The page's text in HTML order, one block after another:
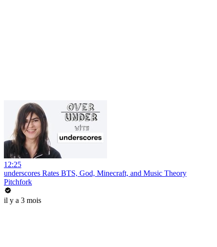
12:25
underscores Rates BTS, God, Minecraft, and Music Theory
Pitchfork
il y a 3 mois